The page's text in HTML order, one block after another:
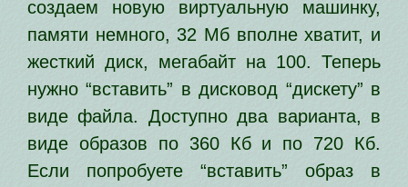
созда­ем новую вир­ту­аль­ную машин­ку,
памя­ти немно­го, 32 Мб вполне хва­тит, и
жест­кий диск, мега­байт на 100. Теперь
нуж­но “вста­вить” в дис­ко­вод “дис­ке­ту” в
виде фай­ла. Доступно два вари­ан­та, в
виде обра­зов по 360 Кб и по 720 Кб.
Если попро­бу­е­те “вста­вить” образ в